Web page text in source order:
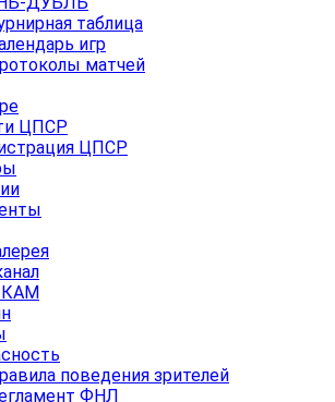
таблица
игр
матчей
ЦПСР
ЦПСР
поведения зрителей
ФНЛ